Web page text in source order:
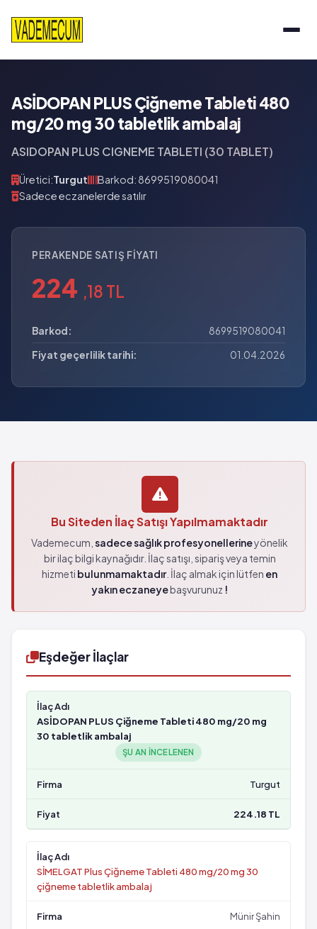
ASİDOPAN PLUS Çiğneme Tableti 480
mg/20 mg 30 tabletlik ambalaj
ASIDOPAN PLUS CIGNEME TABLETI (30 TABLET)
Üretici:Turgut
Barkod: 8699519080041
Sadece eczanelerde satılır
PERAKENDE SATIŞ FIYATI
224 ,18 TL
Barkod:
8699519080041
Fiyat geçerlilik tarihi:
01.04.2026
Bu Siteden İlaç Satışı Yapılmamaktadır
Vademecum, sadece sağlık profesyonellerineyönelik
bir ilaç bilgi kaynağıdır. İlaç satışı, sipariş veya temin
hizmeti bulunmamaktadır. İlaç almak için lütfen en
yakın eczaneyebaşvurunuz !
Eşdeğer İlaçlar
ASİDOPAN PLUS Çiğneme Tableti 480 mg/20 mg
30 tabletlik ambalaj
ŞU AN INCELENEN
Turgut
224.18 TL
SİMELGAT Plus Çiğneme Tableti 480 mg/20 mg 30
çiğneme tabletlik ambalaj
Münir Şahin